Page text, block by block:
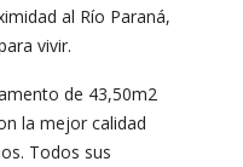
al Río Paraná,
vivir.
de 43,50m2
la mejor calidad
Todos sus